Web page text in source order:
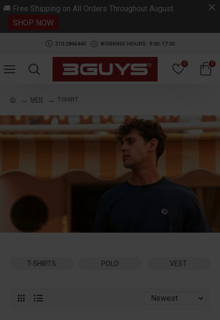
🚚 Free Shipping on All Orders Throughout August
SHOP NOW
210 2846440 WORKING HOURS: 9:00-17:00
0 0
MEN T-SHIRT
T-SHIRTS POLO VEST